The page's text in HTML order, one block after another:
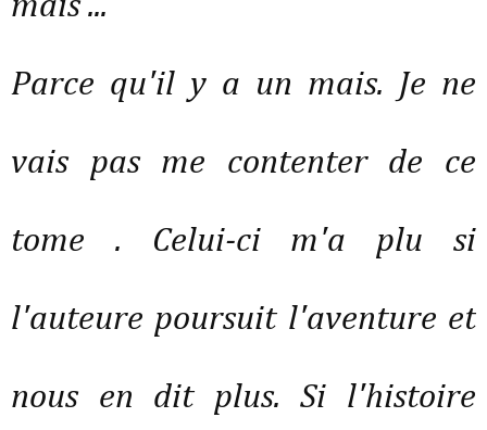
Parce qu'il y a un mais. Je ne
vais pas me contenter de ce
tome . Celui-ci m'a plu si
l'auteure poursuit l'aventure et
nous en dit plus. Si l'histoire